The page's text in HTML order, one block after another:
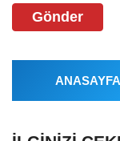
Gönder